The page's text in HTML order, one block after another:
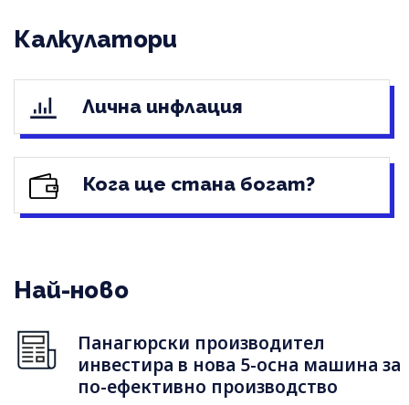
Калкулатори
Лична инфлация
Кога ще стана богат?
Най-ново
Панагюрски производител
инвестира в нова 5-осна машина за
по-ефективно производство